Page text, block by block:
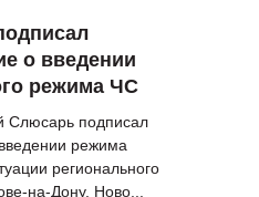
о введении
режима ЧС
Слюсарь подписал
режима
регионального
на-Дону, Ново...